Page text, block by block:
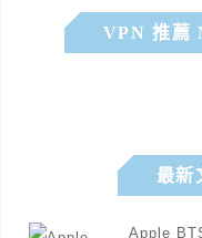
VPN 推薦
最新
Apple